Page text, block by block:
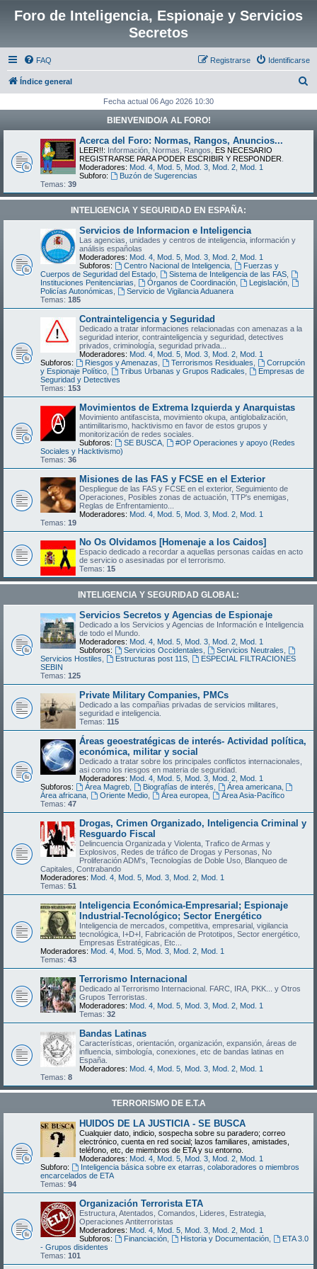
Foro de Inteligencia, Espionaje y Servicios
Secretos
FAQ Identificarse
Registrarse
Índice general
c
Fecha actual 06 Ago 2026 10:30
BIENVENIDO/A AL FORO!
Acerca del Foro: Normas, Rangos, Anuncios...
LEER!!: Información, Normas, Rangos, ES NECESARIO
REGISTRARSE PARA PODER ESCRIBIR Y RESPONDER
Moderadores: Mod. 4 Mod. 5 Mod. 3 Mod. 2 Mod. 1
Subforo:
Buzón de Sugerencias
Temas: 39
INTELIGENCIA Y SEGURIDAD EN ESPAÑA:
Servicios de Informacion e Inteligencia
Las agencias, unidades y centros de inteligencia, información y
análisis españolas
Moderadores: Mod. 4 Mod. 5 Mod. 3 Mod. 2 Mod. 1
Subforos:
Centro Nacional de Inteligencia,
Fuerzas y
Cuerpos de Seguridad del Estado
Sistema de Inteligencia de las FAS,
Instituciones Penitenciarias
Órganos de Coordinación, Legislación,
Policías Autonómicas
Servicio de Vigilancia Aduanera
Temas: 185
Contrainteligencia y Seguridad
Dedicado a tratar informaciones relacionadas con amenazas a la
seguridad interior, contrainteligencia y seguridad, detectives
privados, criminología, seguridad privada...
Moderadores: Mod. 4 Mod. 5 Mod. 3 Mod. 2 Mod. 1
Subforos:
Riesgos y Amenazas Terrorismos Residuales
Corrupción
y Espionaje Político
Tribus Urbanas y Grupos Radicales
Empresas de
Seguridad y Detectives
Temas: 153
Movimientos de Extrema Izquierda y Anarquistas
Movimiento antifascista, movimiento okupa, antiglobalización,
antimilitarismo, hacktivismo en favor de estos grupos y
monitorización de redes sociales.
Subforos:
SE BUSCA,
#OP Operaciones y apoyo (Redes
Sociales y Hacktivismo)
Temas: 36
Misiones de las FAS y FCSE en el Exterior
Despliegue de las FAS y FCSE en el exterior, Seguimiento de
Operaciones, Posibles zonas de actuación, TTP's enemigas,
Reglas de Enfrentamiento...
Moderadores: Mod. 4 Mod. 5 Mod. 3 Mod. 2 Mod. 1
Temas: 19
No Os Olvidamos [Homenaje a los Caidos]
Espacio dedicado a recordar a aquellas personas caídas en acto
de servicio o asesinadas por el terrorismo.
Temas: 15
INTELIGENCIA Y SEGURIDAD GLOBAL:
Servicios Secretos y Agencias de Espionaje
Dedicado a los Servicios y Agencias de Información e Inteligencia
de todo el Mundo.
Moderadores: Mod. 4 Mod. 5 Mod. 3 Mod. 2 Mod. 1
Subforos:
Servicios Occidentales Servicios Neutrales
Servicios Hostiles
Estructuras post 11S,
ESPECIAL FILTRACIONES
SEBIN
Temas: 125
Private Military Companies, PMCs
Dedicado a las compañias privadas de servicios militares,
seguridad e inteligencia.
Temas: 115
Áreas geoestratégicas de interés- Actividad política,
económica, militar y social
Dedicado a tratar sobre los principales conflictos internacionales,
asi como los riesgos en materia de seguridad.
Moderadores: Mod. 4 Mod. 5 Mod. 3 Mod. 2 Mod. 1
Subforos:
Área Magreb, Biografías de interés Área americana,
Área africana
Oriente Medio, Área europea,
Área Asia-Pacífico
Temas: 47
Drogas, Crimen Organizado, Inteligencia Criminal y
Resguardo Fiscal
Delincuencia Organizada y Violenta, Trafico de Armas y
Explosivos, Redes de tráfico de Drogas y Personas, No
Proliferación ADM's, Tecnologías de Doble Uso, Blanqueo de
Capitales, Contrabando
Moderadores: Mod. 4 Mod. 5 Mod. 3 Mod. 2 Mod. 1
Temas: 51
Inteligencia Económica-Empresarial; Espionaje
Industrial-Tecnológico; Sector Energético
Inteligencia de mercados, competitiva, empresarial, vigilancia
tecnológica, I+D+I, Fabricación de Prototipos, Sector energético,
Empresas Estratégicas, Etc...
Moderadores: Mod. 4 Mod. 5 Mod. 3 Mod. 2 Mod. 1
Temas: 43
Terrorismo Internacional
Dedicado al Terrorismo Internacional. FARC, IRA, PKK... y Otros
Grupos Terroristas.
Moderadores: Mod. 4 Mod. 5 Mod. 3 Mod. 2 Mod. 1
Temas: 32
Bandas Latinas
Características, orientación, organización, expansión, áreas de
influencia, simbología, conexiones, etc de bandas latinas en
España.
Moderadores: Mod. 4 Mod. 5 Mod. 3 Mod. 2 Mod. 1
Temas: 8
TERRORISMO DE E.T.A
HUIDOS DE LA JUSTICIA - SE BUSCA
Cualquier dato, indicio, sospecha sobre su paradero; correo
electrónico, cuenta en red social; lazos familiares, amistades,
teléfono, etc, de miembros de ETA y su entorno.
Moderadores: Mod. 4 Mod. 5 Mod. 3 Mod. 2 Mod. 1
Subforo:
Inteligencia básica sobre ex etarras, colaboradores o miembros
encarcelados de ETA
Temas: 94
Organización Terrorista ETA
Estructura, Atentados, Comandos, Lideres, Estrategia,
Operaciones Antiterroristas
Moderadores: Mod. 4 Mod. 5 Mod. 3 Mod. 2 Mod. 1
Subforos:
Financiación, Historia y Documentación,
ETA 3.0
- Grupos disidentes
Temas: 101